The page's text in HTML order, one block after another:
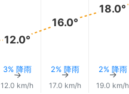
12.0°
3% 降雨
↑
12.0 km/h
16.0°
2% 降雨
↑
17.0 km/h
18.0°
2% 降雨
↑
19.0 km/h